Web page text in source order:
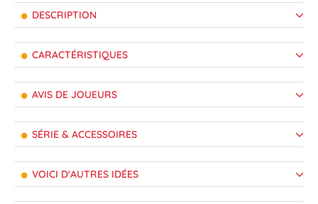
DESCRIPTION
CARACTÉRISTIQUES
AVIS DE JOUEURS
SÉRIE & ACCESSOIRES
VOICI D'AUTRES IDÉES